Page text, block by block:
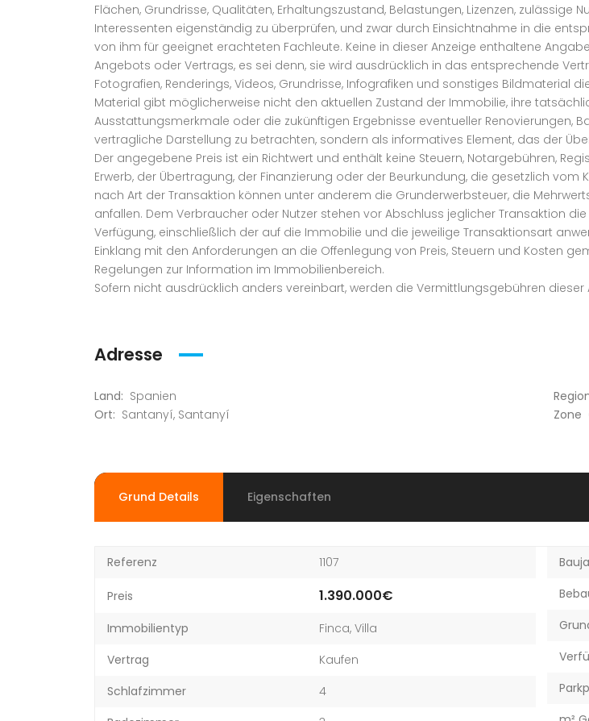
Flächen, Grundrisse, Qualitäten, Erhaltungszustand, Belastungen, Lizenzen,
Interessenten eigenständig zu überprüfen, und zwar durch Einsichtnahme in die
von ihm für geeignet erachteten Fachleute. Keine in dieser Anzeige enthaltene
Angebots oder Vertrags, es sei denn, sie wird ausdrücklich in das entsprechende
Fotografien, Renderings, Videos, Grundrisse, Infografiken und sonstiges Bildmaterial
Material gibt möglicherweise nicht den aktuellen Zustand der Immobilie, ihre
Ausstattungsmerkmale oder die zukünftigen Ergebnisse eventueller Renovierungen,
vertragliche Darstellung zu betrachten, sondern als informatives Element, das der
Der angegebene Preis ist ein Richtwert und enthält keine Steuern, Notargebühren,
Erwerb, der Übertragung, der Finanzierung oder der Beurkundung, die gesetzlich
nach Art der Transaktion können unter anderem die Grunderwerbsteuer, die
anfallen. Dem Verbraucher oder Nutzer stehen vor Abschluss jeglicher Transaktion
Verfügung, einschließlich der auf die Immobilie und die jeweilige Transaktionsart
Einklang mit den Anforderungen an die Offenlegung von Preis, Steuern und Kosten
Regelungen zur Information im Immobilienbereich.
Sofern nicht ausdrücklich anders vereinbart, werden die Vermittlungsgebühren
Adresse
Land: Spanien
Ort: Santanyí, Santanyí Zone
Grund Details Eigenschaften
Referenz 1107
Preis 1.390.000€
Immobilientyp Finca, Villa
Vertrag
Kaufen
Schlafzimmer
4